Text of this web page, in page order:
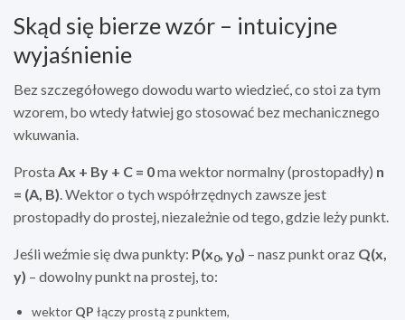
Skąd się bierze wzór – intuicyjne
wyjaśnienie
Bez szczegółowego dowodu warto wiedzieć, co stoi za tym
wzorem, bo wtedy łatwiej go stosować bez mechanicznego
wkuwania.
Prosta Ax + By + C = 0ma wektor normalny (prostopadły) n
= (A, B) . Wektor o tych współrzędnych zawsze jest
prostopadły do prostej, niezależnie od tego, gdzie leży punkt.
Jeśli weźmie się dwa punkty: P(x0, y0) – nasz punkt oraz Q(x,
y) – dowolny punkt na prostej, to:
wektor QP łączy prostą z punktem,